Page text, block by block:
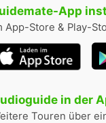
App
App-Store & Play-
in der
Touren über